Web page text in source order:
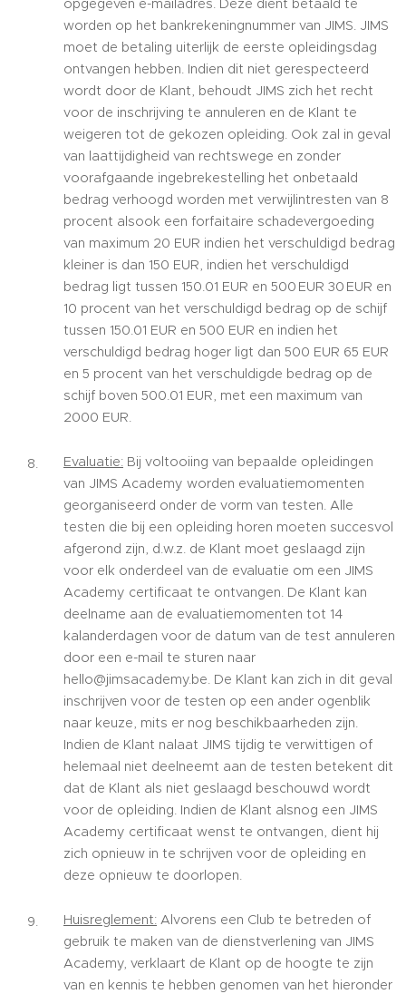
opgegeven e-mailadres. Deze dient betaald te
worden op het bankrekeningnummer van JIMS. JIMS
moet de betaling uiterlijk de eerste opleidingsdag
ontvangen hebben. Indien dit niet gerespecteerd
wordt door de Klant, behoudt JIMS zich het recht
voor de inschrijving te annuleren en de Klant te
weigeren tot de gekozen opleiding. Ook zal in geval
van laattijdigheid van rechtswege en zonder
voorafgaande ingebrekestelling het onbetaald
bedrag verhoogd worden met verwijlintresten van 8
procent alsook een forfaitaire schadevergoeding
van maximum 20 EUR indien het verschuldigd bedrag
kleiner is dan 150 EUR, indien het verschuldigd
bedrag ligt tussen 150.01 EUR en 500 EUR 30 EUR en
10 procent van het verschuldigd bedrag op de schijf
tussen 150.01 EUR en 500 EUR en indien het
verschuldigd bedrag hoger ligt dan 500 EUR 65 EUR
en 5 procent van het verschuldigde bedrag op de
schijf boven 500.01 EUR, met een maximum van
2000 EUR.
Evaluatie: Bij voltooiing van bepaalde opleidingen
van JIMS Academy worden evaluatiemomenten
georganiseerd onder de vorm van testen. Alle
testen die bij een opleiding horen moeten succesvol
afgerond zijn, d.w.z. de Klant moet geslaagd zijn
voor elk onderdeel van de evaluatie om een JIMS
Academy certificaat te ontvangen. De Klant kan
deelname aan de evaluatiemomenten tot 14
kalanderdagen voor de datum van de test annuleren
door een e-mail te sturen naar
hello@jimsacademy.be. De Klant kan zich in dit geval
inschrijven voor de testen op een ander ogenblik
naar keuze, mits er nog beschikbaarheden zijn.
Indien de Klant nalaat JIMS tijdig te verwittigen of
helemaal niet deelneemt aan de testen betekent dit
dat de Klant als niet geslaagd beschouwd wordt
voor de opleiding. Indien de Klant alsnog een JIMS
Academy certificaat wenst te ontvangen, dient hij
zich opnieuw in te schrijven voor de opleiding en
deze opnieuw te doorlopen.
Huisreglement: Alvorens een Club te betreden of
gebruik te maken van de dienstverlening van JIMS
Academy, verklaart de Klant op de hoogte te zijn
van en kennis te hebben genomen van het hieronder